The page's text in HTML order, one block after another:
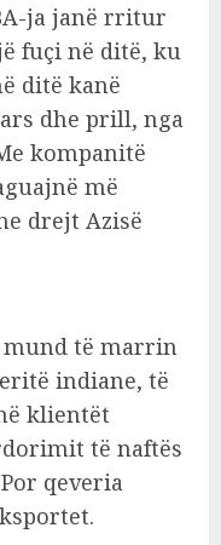
ja janë rritur
fuçi në ditë, ku
ditë kanë
dhe prill, nga
kompanitë
më
drejt Azisë
të marrin
indiane, të
klientët
të naftës
qeveria